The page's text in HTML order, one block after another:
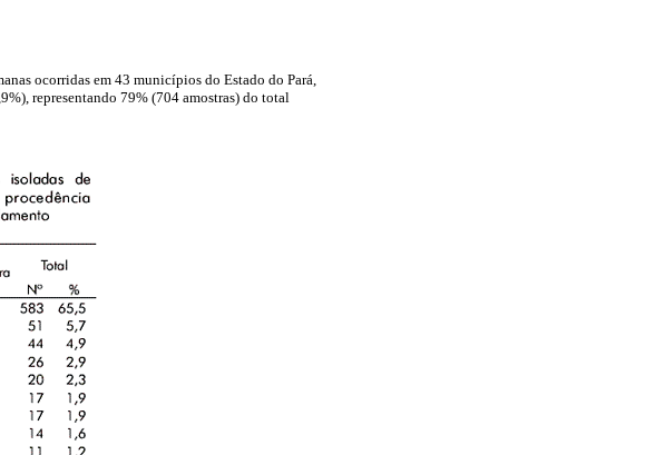
ocorridas em 43 municípios do Estado do Pará,
representando 79% (704 amostras) do total